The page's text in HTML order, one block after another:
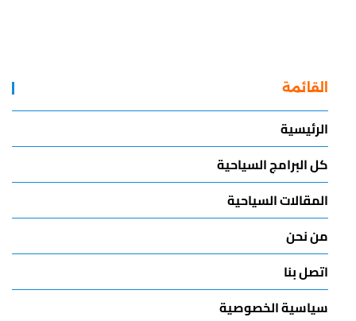
القائمة
الرئيسية
كل البرامج السياحية
المقالات السياحية
من نحن
اتصل بنا
سياسية الخصوصية